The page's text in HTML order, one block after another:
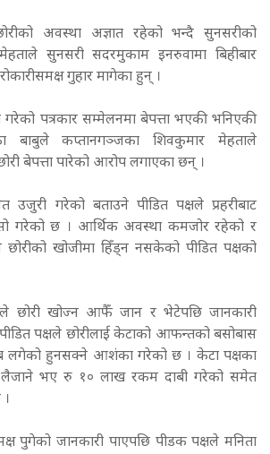
अवस्था अज्ञात रहेको भन्दै सुनसरीको
सुनसरी सदरमुकाम इनरुवामा बिहीबार
गुहार मागेका हुन् ।
पत्रकार सम्मेलनमा बेपत्ता भएकी भनिएकी
बाबुले कप्तानगञ्जका शिवकुमार मेहताले
बेपत्ता पारेको आरोप लगाएका छन् ।
उजुरी गरेको बताउने पीडित पक्षले प्रहरीबाट
गरेको छ । आर्थिक अवस्था कमजोर रहेको र
खोजीमा हिँड्न नसकेको पीडित पक्षको
छोरी खोज्न आफैँ जान र भेटेपछि जानकारी
पक्षले छोरीलाई केटाको आफन्तको बसोबास
लगेको हुनसक्ने आशंका गरेको छ । केटा पक्षका
लैजाने भए रु १० लाख रकम दाबी गरेको समेत
पुगेको जानकारी पाएपछि पीडक पक्षले मनिता